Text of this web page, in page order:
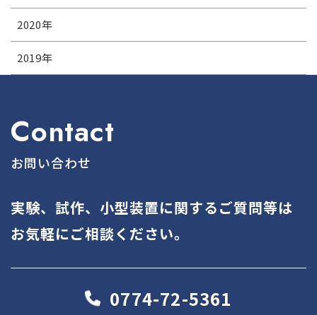
2020年
2019年
Contact
お問い合わせ
実験、試作、小型装置に関するご質問等は
お気軽にご相談ください。
0774-72-5361